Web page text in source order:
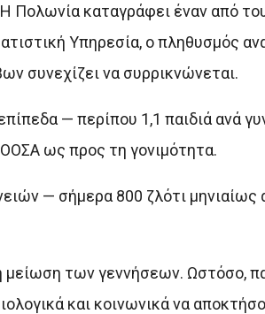
Πολωνία καταγράφει έναν από
Υπηρεσία, ο πληθυσμός
συνεχίζει να συρρικνώνεται.
— περίπου 1,1 παιδιά ανά
ως προς τη γονιμότητα.
— σήμερα 800 ζλότι μηνιαίως
μείωση των γεννήσεων. Ωστόσο,
και κοινωνικά να